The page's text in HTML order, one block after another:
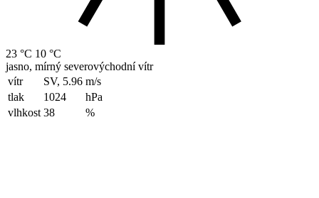
23 °C 10 °C
jasno, mírný severovýchodní vítr
vítr
SV, 5.96 m/s
tlak
1024
hPa
vlhkost 38 %